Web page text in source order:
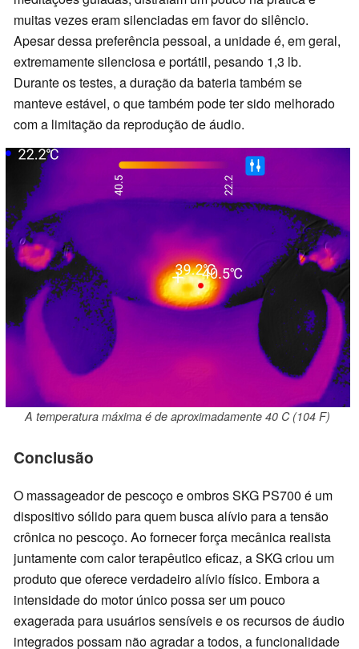
muitas vezes eram silenciadas em favor do silêncio.
Apesar dessa preferência pessoal, a unidade é, em geral,
extremamente silenciosa e portátil, pesando 1,3 lb.
Durante os testes, a duração da bateria também se
manteve estável, o que também pode ter sido melhorado
com a limitação da reprodução de áudio.
A temperatura máxima é de aproximadamente 40 C (104 F)
Conclusão
O massageador de pescoço e ombros SKG PS700 é um
dispositivo sólido para quem busca alívio para a tensão
crônica no pescoço. Ao fornecer força mecânica realista
juntamente com calor terapêutico eficaz, a SKG criou um
produto que oferece verdadeiro alívio físico. Embora a
intensidade do motor único possa ser um pouco
exagerada para usuários sensíveis e os recursos de áudio
integrados possam não agradar a todos, a funcionalidade